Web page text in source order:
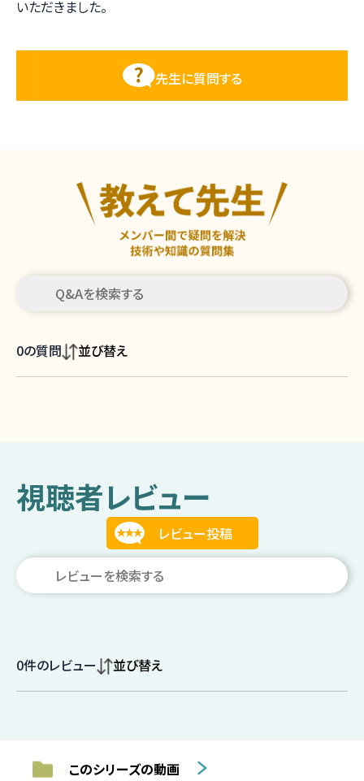
いただきました。
先生に質問する
0の質問 並び替え
視聴者レビュー
0件のレビュー 並び替え
このシリーズの動画